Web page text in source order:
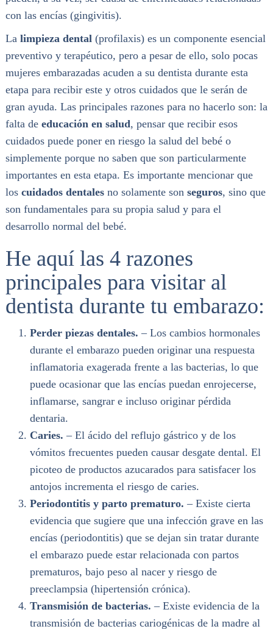
con las encías (gingivitis).
La limpieza dental (profilaxis) es un componente esencial
preventivo y terapéutico, pero a pesar de ello, solo pocas
mujeres embarazadas acuden a su dentista durante esta
etapa para recibir este y otros cuidados que le serán de
gran ayuda. Las principales razones para no hacerlo son: la
falta de educación en salud, pensar que recibir esos
cuidados puede poner en riesgo la salud del bebé o
simplemente porque no saben que son particularmente
importantes en esta etapa. Es importante mencionar que
los cuidados dentalesno solamente son seguros, sino que
son fundamentales para su propia salud y para el
desarrollo normal del bebé.
He aquí las 4 razones
principales para visitar al
dentista durante tu embarazo:
Perder piezas dentales. – Los cambios hormonales
durante el embarazo pueden originar una respuesta
inflamatoria exagerada frente a las bacterias, lo que
puede ocasionar que las encías puedan enrojecerse,
inflamarse, sangrar e incluso originar pérdida
dentaria.
Caries. – El ácido del reflujo gástrico y de los
vómitos frecuentes pueden causar desgate dental. El
picoteo de productos azucarados para satisfacer los
antojos incrementa el riesgo de caries.
Periodontitis y parto prematuro. – Existe cierta
evidencia que sugiere que una infección grave en las
encías (periodontitis) que se dejan sin tratar durante
el embarazo puede estar relacionada con partos
prematuros, bajo peso al nacer y riesgo de
preeclampsia (hipertensión crónica).
Transmisión de bacterias. – Existe evidencia de la
transmisión de bacterias cariogénicas de la madre al